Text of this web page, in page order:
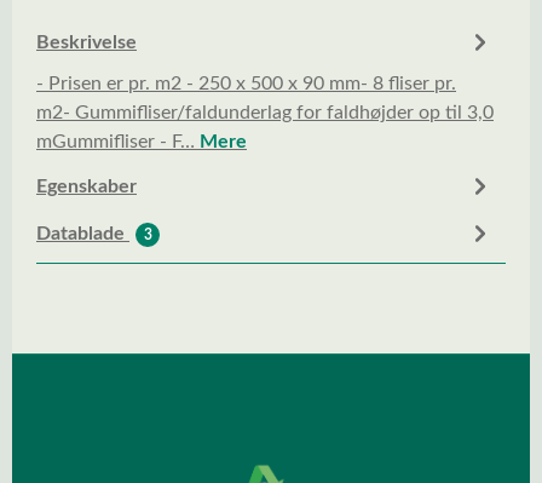
Beskrivelse
- Prisen er pr. m2 - 250 x 500 x 90 mm- 8 fliser pr.
m2- Gummifliser/faldunderlag for faldhøjder op til 3,0
mGummifliser - F… Mere
Egenskaber
Datablade 3